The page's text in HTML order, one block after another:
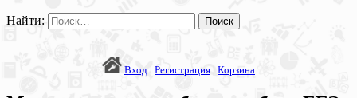
Найти:
Вход | Регистрация | Корзина